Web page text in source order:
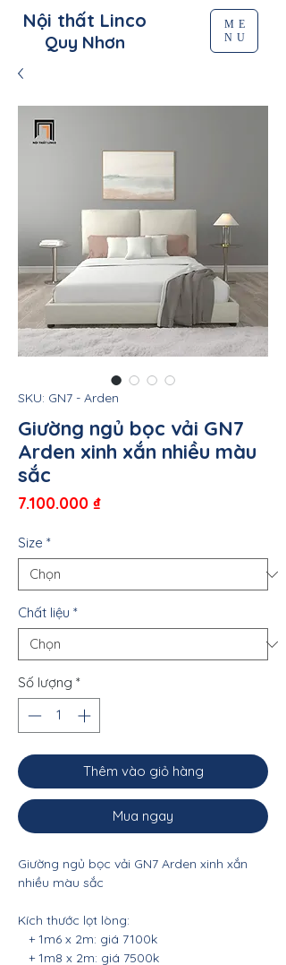
ME
NU
Nội thất Linco
Quy Nhơn
SKU: GN7 - Arden
Giường ngủ bọc vải GN7
Arden xinh xắn nhiều màu
sắc
7.100.000 ₫Giá
Size *
Chất liệu *
Số lượng *
Thêm vào giỏ hàng
Mua ngay
Giường ngủ bọc vải GN7 Arden xinh xắn
nhiều màu sắc
Kích thước lọt lòng:
+ 1m6 x 2m: giá 7100k
+ 1m8 x 2m: giá 7500k